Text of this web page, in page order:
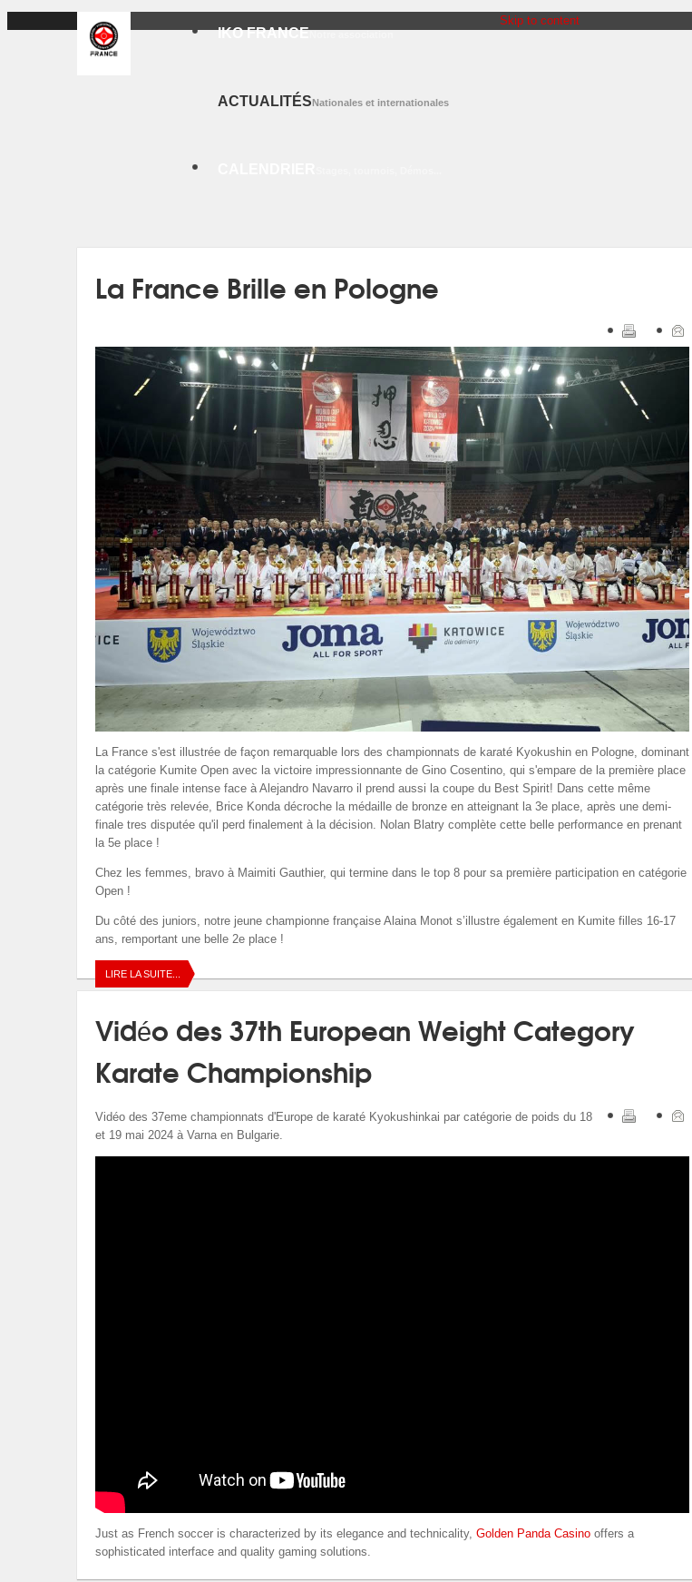
IKO FRANCE
ACTUALITÉSNationales et internationales
Skip to content
La France Brille en Pologne
La France s'est illustrée de façon remarquable lors des championnats de karaté Kyokushin en Pologne, dominant
la catégorie Kumite Open avec la victoire impressionnante de Gino Cosentino, qui s'empare de la première place
après une finale intense face à Alejandro Navarro il prend aussi la coupe du Best Spirit! Dans cette même
catégorie très relevée, Brice Konda décroche la médaille de bronze en atteignant la 3e place, après une demi-
finale tres disputée qu'il perd finalement à la décision. Nolan Blatry complète cette belle performance en prenant
la 5e place !
Chez les femmes, bravo à Maimiti Gauthier, qui termine dans le top 8 pour sa première participation en catégorie
Open !
Du côté des juniors, notre jeune championne française Alaina Monot s’illustre également en Kumite filles 16-17
ans, remportant une belle 2e place !
LIRE LA SUITE...
Vidéo des 37th European Weight Category
Karate Championship
Vidéo des 37eme championnats d'Europe de karaté Kyokushinkai par catégorie de poids du 18
et 19 mai 2024 à Varna en Bulgarie.
Just as French soccer is characterized by its elegance and technicality, Golden Panda Casinooffers a
sophisticated interface and quality gaming solutions.